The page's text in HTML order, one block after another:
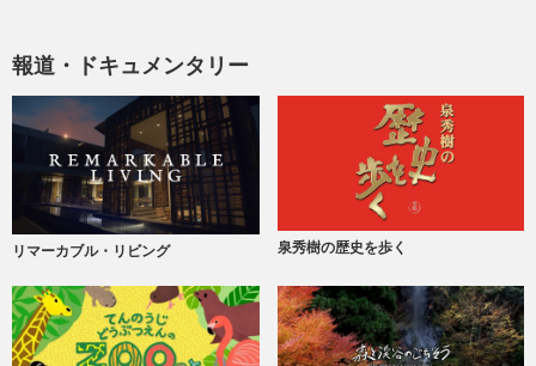
報道・ドキュメンタリー
リマーカブル・リビング 泉秀樹の歴史を歩く